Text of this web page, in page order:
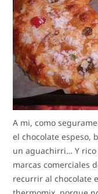
A mi, como
el chocolate espeso,
un aguachirri… Y rico
marcas comerciales
recurrir al chocolate